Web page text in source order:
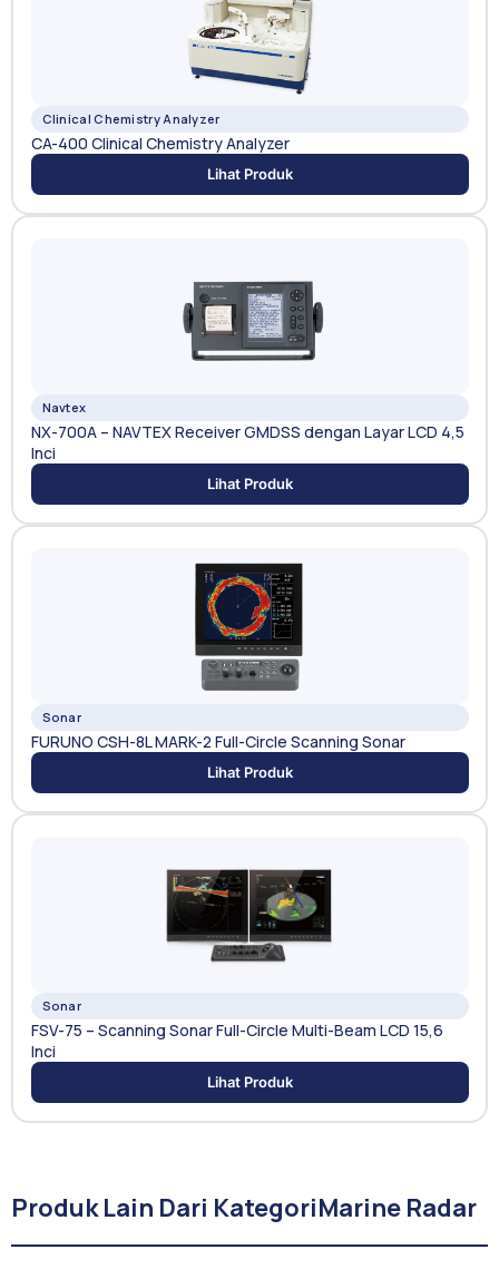
Clinical Chemistry Analyzer
CA-400 Clinical Chemistry Analyzer
Lihat Produk
Navtex
NX-700A – NAVTEX Receiver GMDSS dengan Layar LCD 4,5
Inci
Lihat Produk
Sonar
FURUNO CSH-8L MARK-2 Full-Circle Scanning Sonar
Lihat Produk
Sonar
FSV-75 – Scanning Sonar Full-Circle Multi-Beam LCD 15,6
Inci
Lihat Produk
Produk Lain Dari KategoriMarine Radar